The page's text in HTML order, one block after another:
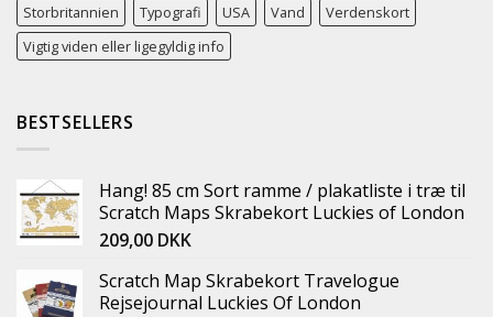
Storbritannien
Typografi USA Vand
Verdenskort
Vigtig viden eller ligegyldig info
BESTSELLERS
Hang! 85 cm Sort ramme / plakatliste i træ til
Scratch Maps Skrabekort Luckies of London
209,00 DKK
Scratch Map Skrabekort Travelogue
Rejsejournal Luckies Of London